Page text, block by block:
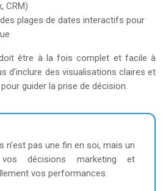
CRM)
plages de dates interactifs pour
être à la fois complet et facile à
d’inclure des visualisations claires et
guider la prise de décision.
n’est pas une fin en soi, mais un
vos décisions marketing et
vos performances.